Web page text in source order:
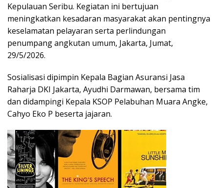
Kepulauan Seribu. Kegiatan ini bertujuan
meningkatkan kesadaran masyarakat akan pentingnya
keselamatan pelayaran serta perlindungan
penumpang angkutan umum, Jakarta, Jumat,
29/5/2026.
Sosialisasi dipimpin Kepala Bagian Asuransi Jasa
Raharja DKI Jakarta, Ayudhi Darmawan, bersama tim
dan didampingi Kepala KSOP Pelabuhan Muara Angke,
Cahyo Eko P beserta jajaran.